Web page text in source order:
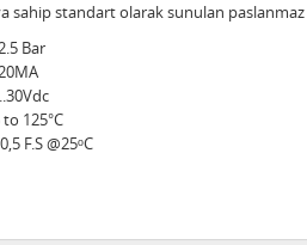
sahip standart olarak sunulan
Bar
to 125°C
F.S @25ᵒC